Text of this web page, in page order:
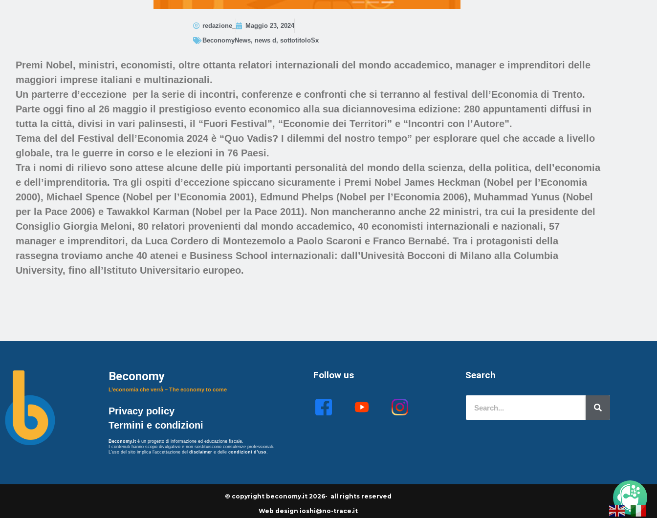
redazione_
Maggio 23, 2024
BeconomyNews, news d , sottotitoloSx
Premi Nobel, ministri, economisti, oltre ottanta relatori internazionali del mondo accademico, manager e imprenditori delle
maggiori imprese italiani e multinazionali.
Un parterre d’eccezione per la serie di incontri, conferenze e confronti che si terranno al festival dell’Economia di Trento.
Parte oggi fino al 26 maggio il prestigioso evento economico alla sua diciannovesima edizione: 280 appuntamenti diffusi in
tutta la città, divisi in vari palinsesti, il “Fuori Festival”, “Economie dei Territori” e “Incontri con l’Autore”.
Tema del del Festival dell’Economia 2024 è “Quo Vadis? I dilemmi del nostro tempo” per esplorare quel che accade a livello
globale, tra le guerre in corso e le elezioni in 76 Paesi.
Tra i nomi di rilievo sono attese alcune delle più importanti personalità del mondo della scienza, della politica, dell’economia
e dell’imprenditoria. Tra gli ospiti d’eccezione spiccano sicuramente i Premi Nobel James Heckman (Nobel per l’Economia
2000), Michael Spence (Nobel per l’Economia 2001), Edmund Phelps (Nobel per l’Economia 2006), Muhammad Yunus (Nobel
per la Pace 2006) e Tawakkol Karman (Nobel per la Pace 2011). Non mancheranno anche 22 ministri, tra cui la presidente del
Consiglio Giorgia Meloni, 80 relatori provenienti dal mondo accademico, 40 economisti internazionali e nazionali, 57
manager e imprenditori, da Luca Cordero di Montezemolo a Paolo Scaroni e Franco Bernabé. Tra i protagonisti della
rassegna troviamo anche 40 atenei e Business School internazionali: dall’Univesità Bocconi di Milano alla Columbia
University, fino all’Istituto Universitario europeo.
Beconomy
L’economia che verrà – The economy to come
Privacy policy
Termini e condizioni
Beconomy.it è un progetto di informazione ed educazione fiscale.
I contenuti hanno scopo divulgativo e non sostituiscono consulenze professionali.
L’uso del sito implica l’accettazione deldisclaimer e dellecondizioni d’uso.
Follow us Search
© copyright beconomy.it 2026- all rights reserved
Web design ioshi@no-trace.it